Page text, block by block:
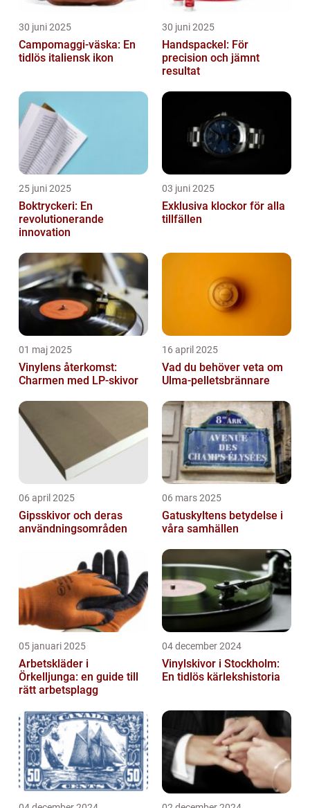
30 juni 2025
Campomaggi-väska: En
tidlös italiensk ikon
30 juni 2025
Handspackel: För
precision och jämnt
resultat
25 juni 2025
Boktryckeri: En
revolutionerande
innovation
03 juni 2025
Exklusiva klockor för alla
tillfällen
01 maj 2025
Vinylens återkomst:
Charmen med LP-skivor
16 april 2025
Vad du behöver veta om
Ulma-pelletsbrännare
06 april 2025
Gipsskivor och deras
användningsområden
06 mars 2025
Gatuskyltens betydelse i
våra samhällen
05 januari 2025
Arbetskläder i
Örkelljunga: en guide till
rätt arbetsplagg
04 december 2024
Vinylskivor i Stockholm:
En tidlös kärlekshistoria